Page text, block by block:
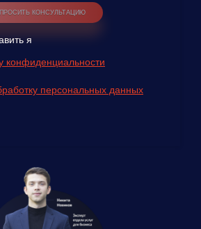
я
конфиденциальности
персональных данных